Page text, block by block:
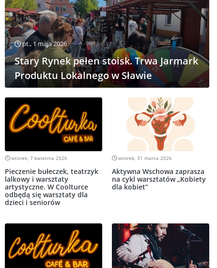
pt., 1 maja 2026
Stary Rynek pełen stoisk. Trwa Jarmark
Produktu Lokalnego w Sławie
wtorek, 7 kwietnia 2026
Pieczenie bułeczek, teatrzyk
lalkowy i warsztaty
artystyczne. W Coolturce
odbędą się warsztaty dla
dzieci i seniorów
wtorek, 31 marca 2026
Aktywna Wschowa zaprasza
na cykl warsztatów „Kobiety
dla kobiet”